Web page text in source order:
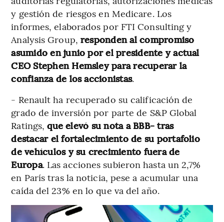
y gestión de riesgos en Medicare. Los
informes, elaborados por FTI Consulting y
Analysis Group, responden al compromiso
asumido en junio por el presidente y actual
CEO Stephen Hemsley para recuperar la
confianza de los accionistas.
- Renault ha recuperado su calificación de
grado de inversión por parte de S&P Global
Ratings,que elevó su nota a BBB- tras
destacar el fortalecimiento de su portafolio
de vehículos y su crecimiento fuera de
Europa. Las acciones subieron hasta un 2,7%
en París tras la noticia, pese a acumular una
caída del 23% en lo que va del año.